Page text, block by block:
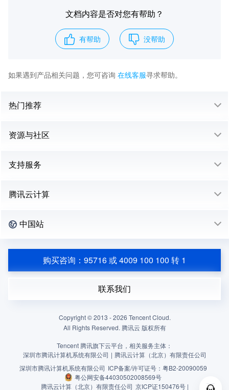
文档内容是否对您有帮助？
有帮助 没帮助
如果遇到产品相关问题，您可咨询 在线客服寻求帮助。
热门推荐
资源与社区
支持服务
腾讯云计算
中国站
购买咨询：95716 或 4009 100 100 转 1
联系我们
Copyright © 2013 -2026 Tencent Cloud.
All Rights Reserved. 腾讯云 版权所有
Tencent 腾讯旗下云平台，相关服务主体：
深圳市腾讯计算机系统有限公司 | 腾讯云计算（北京）有限责任公司
深圳市腾讯计算机系统有限公司 ICP备案/许可证号： 粤B2-20090059
粤公网安备44030502008569号
腾讯云计算（北京）有限责任公司 京ICP证150476号 |